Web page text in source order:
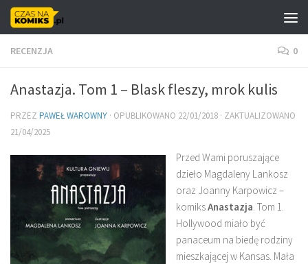
Skip to content
RECENZJA 0
Anastazja. Tom 1 – Blask fleszy, mrok kulis
PRZEZ PAWEŁ WAROWNY · OPUBLIKOWANO 22/01/2018 · ZAKTUALIZOWANO
21/04/2025
Przed Wami poruszające
dzieło Magdaleny Lankosz
oraz Joanny Karpowicz –
komiksAnastazja. Tom 1.
Hollywood miało być
panaceum na biedę rodziny
mieszkającej w Kansas. Mała